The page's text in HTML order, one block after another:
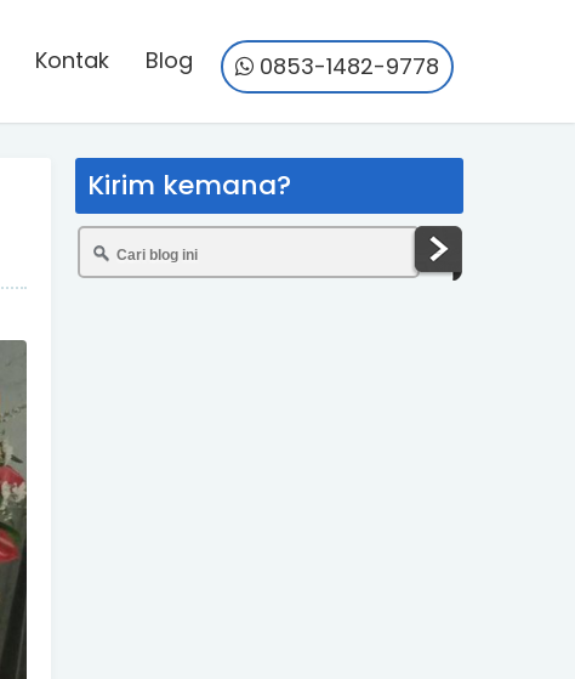
Kontak Blog 0853-1482-9778
Kirim kemana?